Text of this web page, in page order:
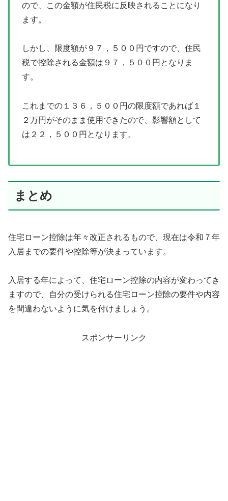
ので、この金額が住民税に反映されることになり
ます。
しかし、限度額が９７，５００円ですので、住民
税で控除される金額は９７，５００円となりま
す。
これまでの１３６，５００円の限度額であれば１
２万円がそのまま使用できたので、影響額として
は２２，５００円となります。
まとめ
住宅ローン控除は年々改正されるもので、現在は令和７年
入居までの要件や控除等が決まっています。
入居する年によって、住宅ローン控除の内容が変わってき
ますので、自分の受けられる住宅ローン控除の要件や内容
を間違わないように気を付けましょう。
スポンサーリンク